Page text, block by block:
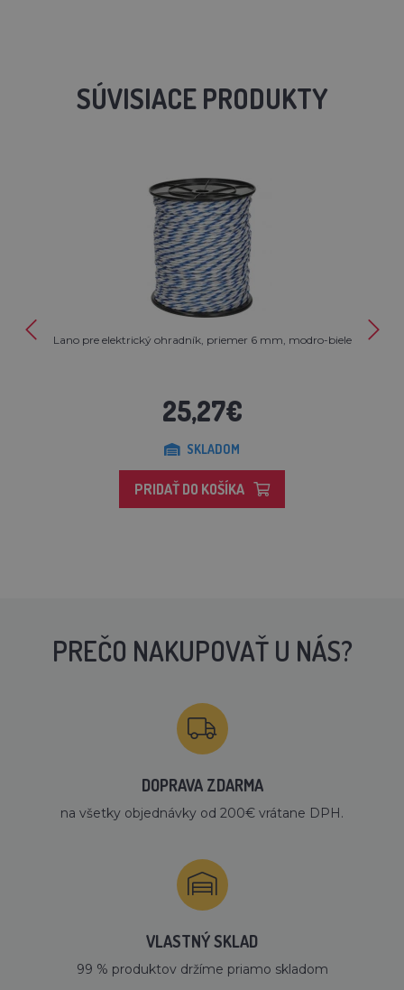
SÚVISIACE PRODUKTY
Lano pre elektrický ohradník, priemer 6 mm, modro-biele
25,27€
SKLADOM
PRIDAŤ DO KOŠÍKA
PREČO NAKUPOVAŤ U NÁS?
DOPRAVA ZDARMA
na všetky objednávky od 200€ vrátane DPH.
VLASTNÝ SKLAD
99 % produktov držíme priamo skladom